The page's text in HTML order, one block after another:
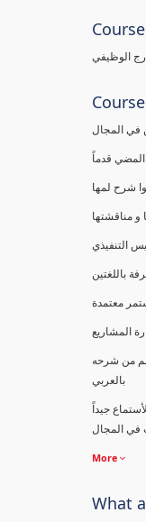
الوظيفي
في المجال
قدماً
و مناقشتها
التنفيذي
باللغتين
معتمدة
المشاريع
من شرحه
بالعربي
جيداً
في المجال
More
What